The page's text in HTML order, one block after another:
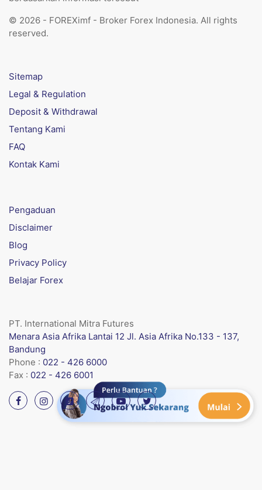
© 2026 - FOREXimf - Broker Forex Indonesia. All rights
reserved.
Sitemap
Legal & Regulation
Deposit & Withdrawal
Tentang Kami
FAQ
Kontak Kami
Pengaduan
Disclaimer
Blog
Privacy Policy
Belajar Forex
PT. International Mitra Futures
Menara Asia Afrika Lantai 12 Jl. Asia Afrika No.133 - 137,
Bandung
Phone : 022 - 426 6000
Fax : 022 - 426 6001